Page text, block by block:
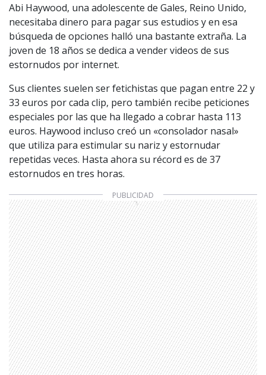
Abi Haywood, una adolescente de Gales, Reino Unido,
necesitaba dinero para pagar sus estudios y en esa
búsqueda de opciones halló una bastante extraña. La
joven de 18 años se dedica a vender videos de sus
estornudos por internet.
Sus clientes suelen ser fetichistas que pagan entre 22 y
33 euros por cada clip, pero también recibe peticiones
especiales por las que ha llegado a cobrar hasta 113
euros. Haywood incluso creó un «consolador nasal»
que utiliza para estimular su nariz y estornudar
repetidas veces. Hasta ahora su récord es de 37
estornudos en tres horas.